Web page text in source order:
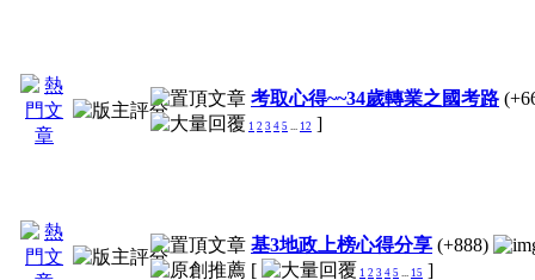
考取心得~~34歲轉業之國考路
1 2 3 4 5 ... 12 ]
基3地政上榜心得分享 (+888)
[
1 2 3 4 5 ... 15 ]